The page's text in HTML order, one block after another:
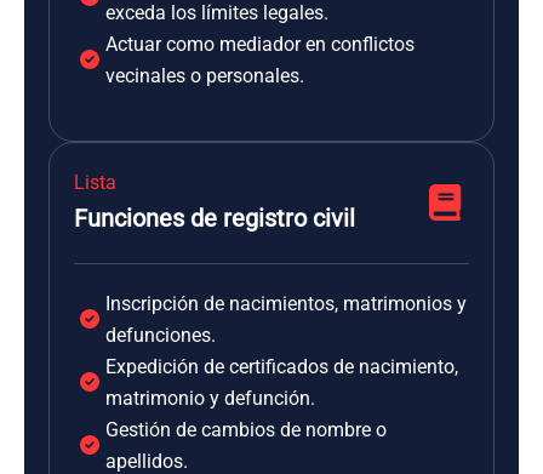
exceda los límites legales.
Actuar como mediador en conflictos
vecinales o personales.
Lista
Funciones de registro civil
Inscripción de nacimientos, matrimonios y
defunciones.
Expedición de certificados de nacimiento,
matrimonio y defunción.
Gestión de cambios de nombre o
apellidos.